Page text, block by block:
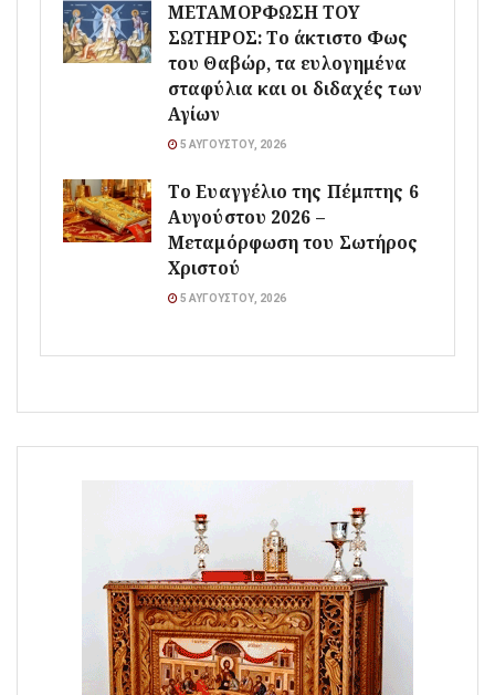
ΜΕΤΑΜΟΡΦΩΣΗ ΤΟΥ
ΣΩΤΗΡΟΣ: Το άκτιστο Φως
του Θαβώρ, τα ευλογημένα
σταφύλια και οι διδαχές των
Αγίων
5 ΑΥΓΟΎΣΤΟΥ, 2026
Το Ευαγγέλιο της Πέμπτης 6
Αυγούστου 2026 –
Μεταμόρφωση του Σωτήρος
Χριστού
5 ΑΥΓΟΎΣΤΟΥ, 2026